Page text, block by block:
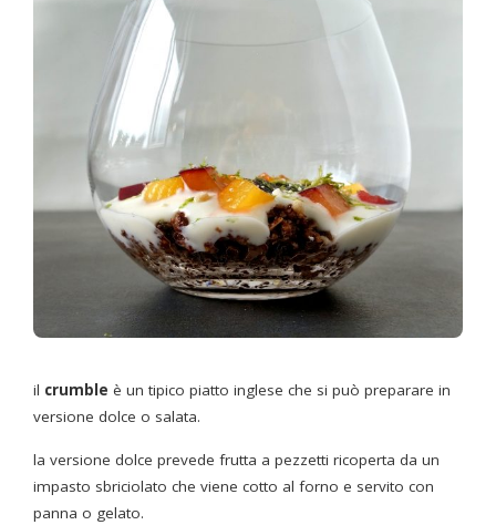
il crumble è un tipico piatto inglese che si può preparare in
versione dolce o salata.
la versione dolce prevede frutta a pezzetti ricoperta da un
impasto sbriciolato che viene cotto al forno e servito con
panna o gelato.